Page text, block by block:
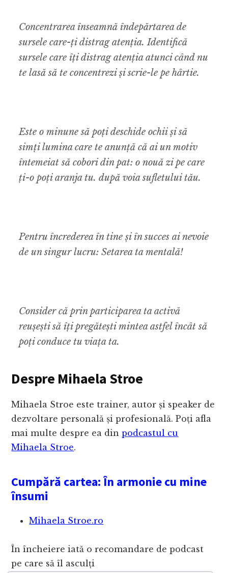
Concentrarea înseamnă îndepărtarea de
sursele care-ți distrag atenția. Identifică
sursele care îți distrag atenția atunci când nu
te lasă să te concentrezi și scrie-le pe hârtie.
Este o minune să poți deschide ochii și să
simți lumina care te anunță că ai un motiv
întemeiat să cobori din pat: o nouă zi pe care
ți-o poți aranja tu. după voia sufletului tău.
Pentru încrederea în tine și în succes ai nevoie
de un singur lucru: Setarea ta mentală!
Consider că prin participarea ta activă
reușești să îți pregătești mintea astfel încât să
poți conduce tu viața ta.
Despre Mihaela Stroe
Mihaela Stroe este trainer, autor și speaker de
dezvoltare personală și profesională. Poți afla
mai multe despre ea dinpodcastul cu
Mihaela Stroe.
Cumpără cartea: În armonie cu mine
însumi
Mihaela Stroe.ro
În încheiere iată o recomandare de podcast
pe care să îl asculți